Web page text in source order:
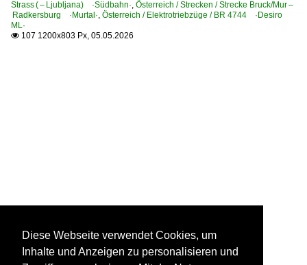
Strass ( – Ljubljana) ·Südbahn· Österreich / Strecken / Strecke Bruck/Mur –
Radkersburg ·Murtal· Österreich / Elektrotriebzüge / BR 4744 ·Desiro
ML·
 107 1200x803 Px, 05.05.2026
Diese Webseite verwendet Cookies, um
Inhalte und Anzeigen zu personalisieren und